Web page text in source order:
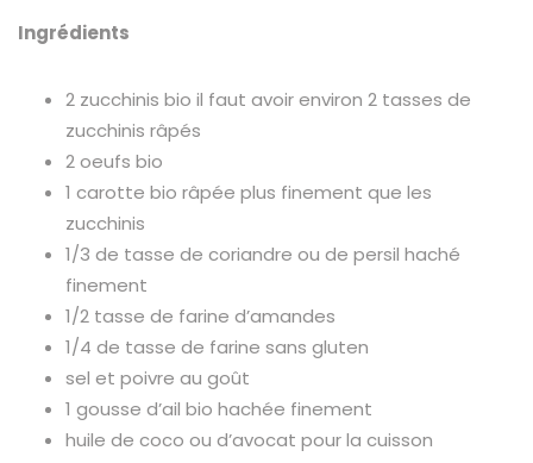
Ingrédients
2 zucchinis bio il faut avoir environ 2 tasses de
zucchinis râpés
2 oeufs bio
1 carotte bio râpée plus finement que les
zucchinis
1/3 de tasse de coriandre ou de persil haché
finement
1/2 tasse de farine d’amandes
1/4 de tasse de farine sans gluten
sel et poivre au goût
1 gousse d’ail bio hachée finement
huile de coco ou d’avocat pour la cuisson